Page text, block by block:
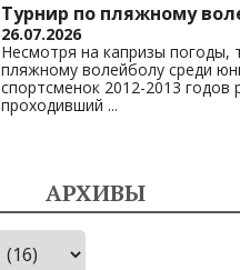
Турнир по пляжному
26.07.2026
Несмотря на капризы погоды,
пляжному волейболу среди
спортсменок 2012-2013 годов
проходивший ...
АРХИВЫ